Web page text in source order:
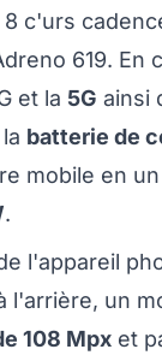
c'urs
619. En
et la 5G ainsi
batterie de
mobile en
.
l'appareil
l'arrière, un
108 Mpx et